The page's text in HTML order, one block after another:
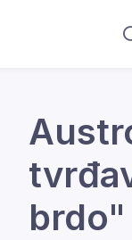
brdo"